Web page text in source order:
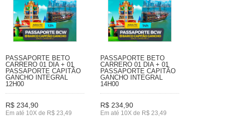
PASSAPORTE BETO
CARRERO 01 DIA + 01
PASSAPORTE CAPITÃO
GANCHO INTEGRAL
12H00
R$ 234,90
Em até 10X de R$ 23,49
PASSAPORTE BETO
CARRERO 01 DIA + 01
PASSAPORTE CAPITÃO
GANCHO INTEGRAL
14H00
R$ 234,90
Em até 10X de R$ 23,49